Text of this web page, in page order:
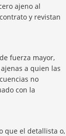
ajeno al
y revistan
fuerza mayor,
a quien las
no
con la
que el detallista o,